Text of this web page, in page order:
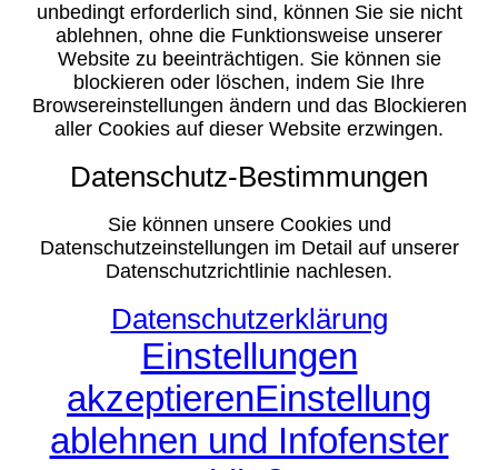
unbedingt erforderlich sind, können Sie sie nicht
ablehnen, ohne die Funktionsweise unserer
Website zu beeinträchtigen. Sie können sie
blockieren oder löschen, indem Sie Ihre
Browsereinstellungen ändern und das Blockieren
aller Cookies auf dieser Website erzwingen.
Datenschutz-Bestimmungen
Sie können unsere Cookies und
Datenschutzeinstellungen im Detail auf unserer
Datenschutzrichtlinie nachlesen.
Datenschutzerklärung
Einstellungen
akzeptierenEinstellung
ablehnen und Infofenster